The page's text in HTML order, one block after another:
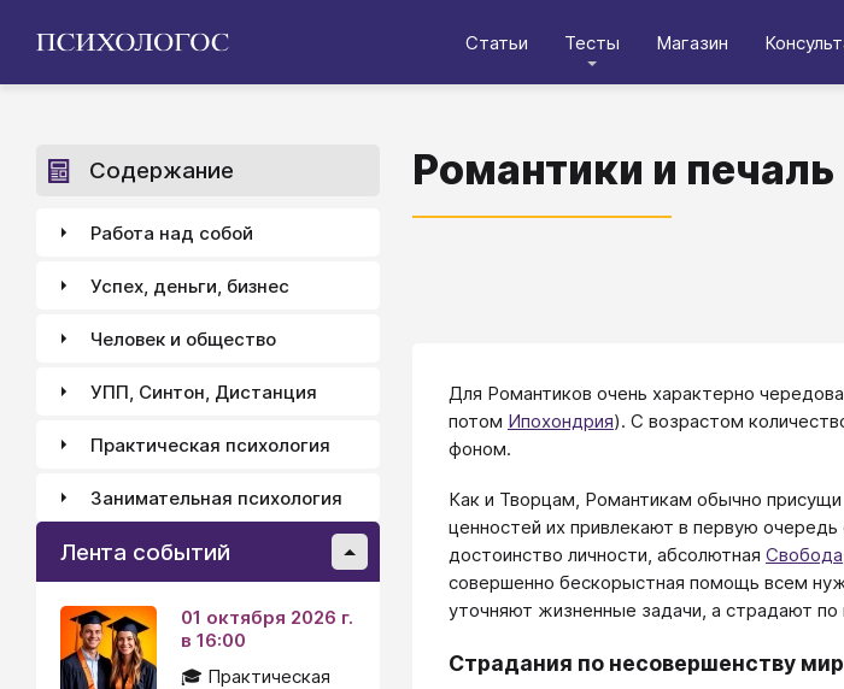
Статьи Тесты Магазин
Романтики и печаль
Для Романтиков очень характерно
потом Ипохондрия). С возрастом
фоном.
Как и Творцам, Романтикам обычно
ценностей их привлекают в первую
достоинство личности, абсолютная Свобода
совершенно бескорыстная помощь всем
уточняют жизненные задачи, а страдают
Страдания по несовершенству
Содержание
Работа над собой
Успех, деньги, бизнес
Человек и общество
УПП, Синтон, Дистанция
Практическая психология
Занимательная психология
Лента событий
01 октября 2026 г.
в 16:00
🎓 Практическая